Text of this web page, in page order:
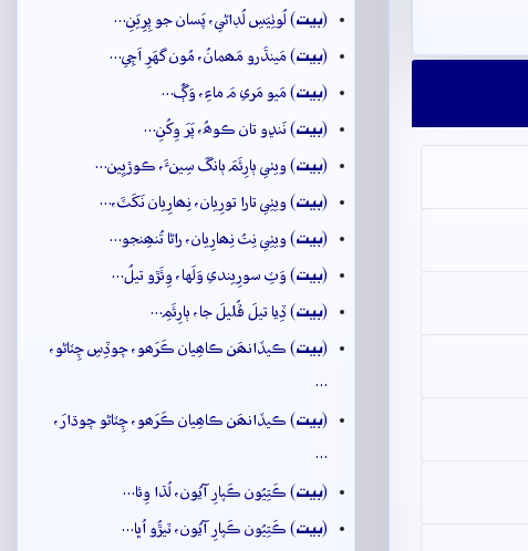
(بيت) لُوٺِيَسِ لُڊاڻي، پَسان جو پِرِيَنِ…
(بيت) مَينڌَرو مَھمانُ، مُون گهَرِ اَچِي…
(بيت) مَيو مَري مَ ماءِ، وَڳُ…
(بيت) نَنڍو تان ڪوھُ، پَرَ وِکُنِ…
(بيت) ويٺي ٻارِئَمَ ٻانگَ سِينءَ، ڪوڙيِين…
(بيت) ويٺِي تارا تورِيان، نِھارِيان نَکَٽَ،…
(بيت) ويٺِي نِتُ نِھارِيان، راڻا تُنھِنجو…
(بيت) وَٽِ سورِيندي وَلَها، وِئَڙو تيلُ…
(بيت) ڏِيا تيلَ ڦُليلَ جا، ٻارِئَمِ…
(بيت) ڪيڏانھَن ڪاھِيان ڪَرَھو، چوڏِسِ چِٽاڻو،
…
(بيت) ڪيڏانھَن ڪاھِيان ڪَرَھو، چِٽاڻو چوڌارَ،
…
(بيت) ڪَتِيُون ڪَپارِ آيُون، لُڌا وِئا…
(بيت) ڪَتِيُون ڪَپارِ آيُون، ٽيڙُو اُڀا…